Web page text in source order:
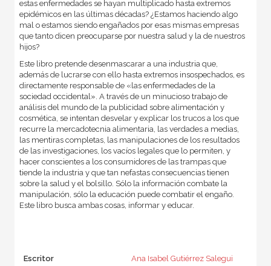
estas enfermedades se hayan multiplicado hasta extremos
epidémicos en las últimas décadas? ¿Estamos haciendo algo
mal o estamos siendo engañados por esas mismas empresas
que tanto dicen preocuparse por nuestra salud y la de nuestros
hijos?
Este libro pretende desenmascarar a una industria que,
además de lucrarse con ello hasta extremos insospechados, es
directamente responsable de «las enfermedades de la
sociedad occidental». A través de un minucioso trabajo de
análisis del mundo de la publicidad sobre alimentación y
cosmética, se intentan desvelar y explicar los trucos a los que
recurre la mercadotecnia alimentaria, las verdades a medias,
las mentiras completas, las manipulaciones de los resultados
de las investigaciones, los vacíos legales que lo permiten, y
hacer conscientes a los consumidores de las trampas que
tiende la industria y que tan nefastas consecuencias tienen
sobre la salud y el bolsillo. Sólo la información combate la
manipulación, sólo la educación puede combatir el engaño.
Este libro busca ambas cosas, informar y educar.
Escritor
Ana Isabel Gutiérrez Salegui